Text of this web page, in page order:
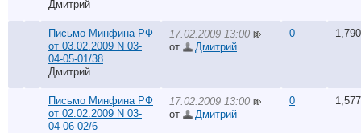
Дмитрий
Письмо Минфина РФ
от 03.02.2009 N 03-
04-05-01/38
Дмитрий
17.02.2009 13:00
от
Дмитрий
0 1,790
Письмо Минфина РФ
от 02.02.2009 N 03-
04-06-02/6
17.02.2009 13:00
от
Дмитрий
0 1,577